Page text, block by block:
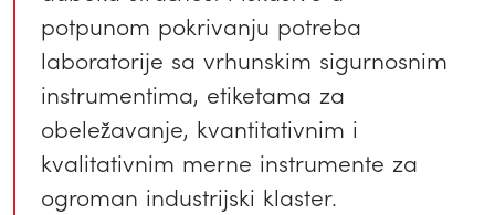
potpunom pokrivanju potreba
laboratorije sa vrhunskim sigurnosnim
instrumentima, etiketama za
obeležavanje, kvantitativnim i
kvalitativnim merne instrumente za
ogroman industrijski klaster.